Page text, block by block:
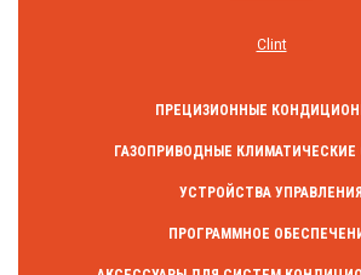
Clint
ПРЕЦИЗИОННЫЕ
ГАЗОПРИВОДНЫЕ
УСТРОЙСТВА УПРАВЛЕНИЯ
ПРОГРАММНОЕ